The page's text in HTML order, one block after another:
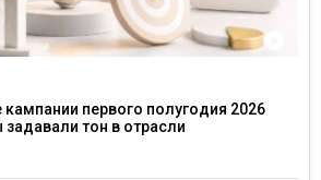
первого полугодия 2026
тон в отрасли